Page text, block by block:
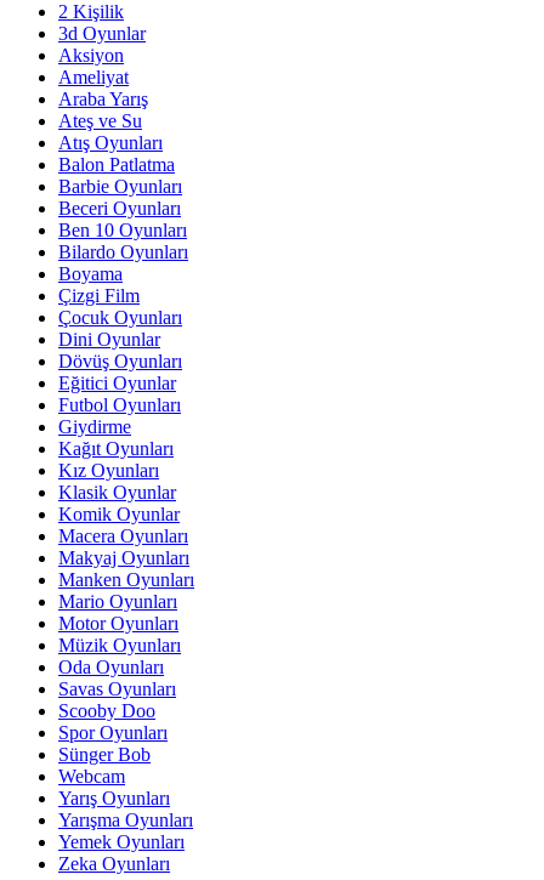
2 Kişilik
3d Oyunlar
Aksiyon
Ameliyat
Araba Yarış
Ateş ve Su
Atış Oyunları
Balon Patlatma
Barbie Oyunları
Beceri Oyunları
Ben 10 Oyunları
Bilardo Oyunları
Boyama
Çizgi Film
Çocuk Oyunları
Dini Oyunlar
Dövüş Oyunları
Eğitici Oyunlar
Futbol Oyunları
Giydirme
Kağıt Oyunları
Kız Oyunları
Klasik Oyunlar
Komik Oyunlar
Macera Oyunları
Makyaj Oyunları
Manken Oyunları
Mario Oyunları
Motor Oyunları
Müzik Oyunları
Oda Oyunları
Savas Oyunları
Scooby Doo
Spor Oyunları
Sünger Bob
Webcam
Yarış Oyunları
Yarışma Oyunları
Yemek Oyunları
Zeka Oyunları